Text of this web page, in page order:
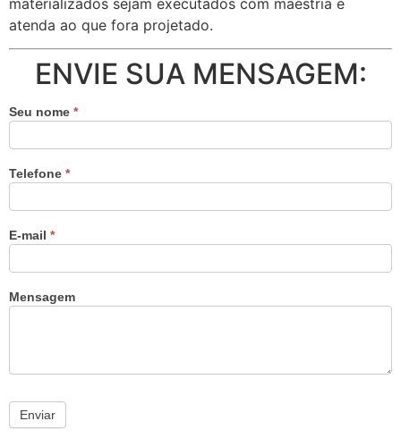
atenda ao que fora projetado.
ENVIE SUA MENSAGEM:
Seu nome *
Telefone *
E-mail *
Mensagem
Enviar